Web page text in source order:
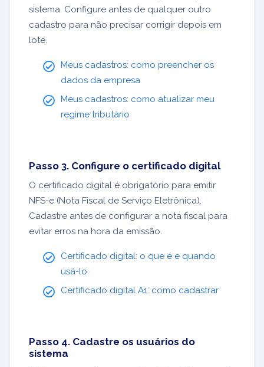
sistema. Configure antes de qualquer outro
cadastro para não precisar corrigir depois em
lote.
Meus cadastros: como preencher os
dados da empresa
Meus cadastros: como atualizar meu
regime tributário
Passo 3. Configure o certificado digital
O certificado digital é obrigatório para emitir
NFS-e (Nota Fiscal de Serviço Eletrônica).
Cadastre antes de configurar a nota fiscal para
evitar erros na hora da emissão.
Certificado digital: o que é e quando
usá-lo
Certificado digital A1: como cadastrar
Passo 4. Cadastre os usuários do
sistema